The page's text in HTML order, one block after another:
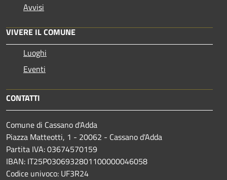
Avvisi
VIVERE IL COMUNE
Luoghi
Eventi
CONTATTI
Comune di Cassano d'Adda
Piazza Matteotti, 1 - 20062 - Cassano d'Adda
Partita IVA: 03674570159
IBAN: IT25P0306932801100000046058
Codice univoco: UF3R24